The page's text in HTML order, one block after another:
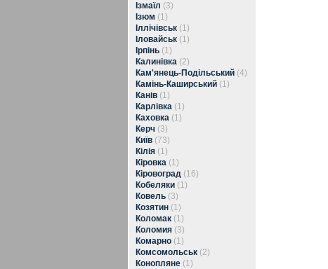
Ізмаїл (3)
Ізюм (1)
Іллічівськ (1)
Іловайськ (1)
Ірпінь (1)
Калинівка (2)
Кам'янець-Подільський (4)
Камінь-Каширський (1)
Канів (1)
Карлівка (1)
Каховка (1)
Керч (3)
Київ (73)
Кілія (1)
Кіровка (1)
Кіровоград (16)
Кобеляки (1)
Ковель (3)
Козятин (1)
Коломак (1)
Коломия (3)
Комарно (1)
Комсомольськ (2)
Конопляне (1)